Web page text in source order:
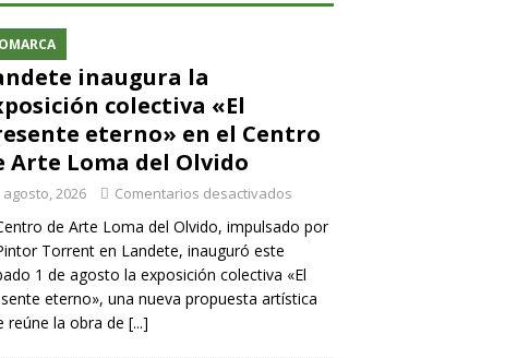
inaugura la
colectiva «El
eterno» en el Centro
Arte Loma del Olvido
agosto, 2026 Comentarios desactivados
de Arte Loma del Olvido, impulsado por
Torrent en Landete, inauguró este
1 de agosto la exposición colectiva «El
eterno», una nueva propuesta artística
reúne la obra de [...]